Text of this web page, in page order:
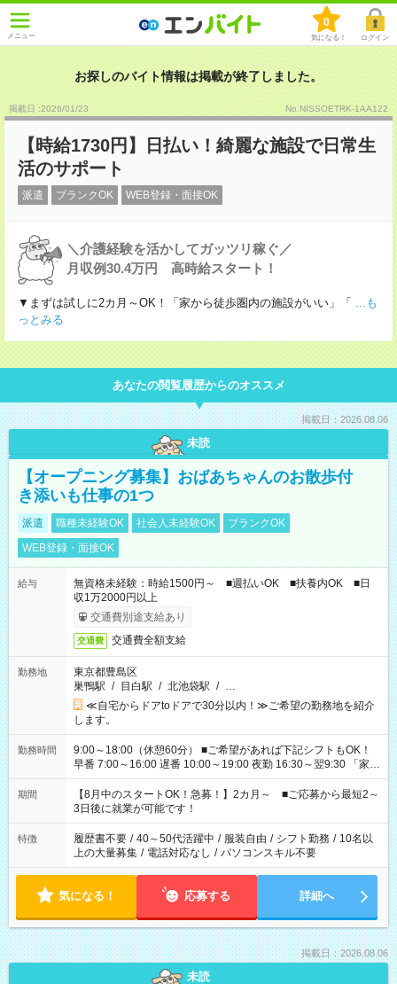
メニュー
0
気になる！ ログイン
お探しのバイト情報は掲載が終了しました。
掲載日 :2026/01/23 No.NISSOETRK-1AA122
【時給1730円】日払い！綺麗な施設で日常生
活のサポート
派遣 ブランクOK WEB登録・面接OK
＼介護経験を活かしてガッツリ稼ぐ／
月収例30.4万円 高時給スタート！
▼まずは試しに2カ月～OK！「家から徒歩圏内の施設がいい」「 ...も
っとみる
あなたの閲覧履歴からのオススメ
掲載日：2026.08.06
未読
【オープニング募集】おばあちゃんのお散歩付
き添いも仕事の1つ
派遣 職種未経験OK 社会人未経験OK
ブランクOK
WEB登録・面接OK
給与
無資格未経験：時給1500円～ ■週払いOK ■扶養内OK ■日
収1万2000円以上
交通費別途支給あり
交通費 交通費全額支給
勤務地
東京都豊島区
巣鴨駅 / 目白駅 / 北池袋駅 / …
≪自宅からドアtoドアで30分以内！≫ご希望の勤務地を紹介
します。
勤務時間
9:00～18:00（休憩60分） ■ご希望があれば下記シフトもOK！
早番 7:00～16:00 遅番 10:00～19:00 夜勤 16:30～翌9:30 「家族
と休みを合わせたい」 「余裕を持って夕飯の準備がしたい」
「できれば残業はしたくない」 など、ご希望を教えてください
ね。 ※Wワーク希望の方へ 今ご覧のお仕事で希望する勤務時間
と、もう1つのお仕事の勤務時間。 合計で週40時間を超える場
合は応募できません。
期間
【8月中のスタートOK！急募！】2カ月～ ■ご応募から最短2～
3日後に就業が可能です！
特徴 履歴書不要 / 40～50代活躍中 / 服装自由 / シフト勤務 / 10名以
上の大量募集 / 電話対応なし / パソコンスキル不要
気になる！ 応募する 詳細へ
掲載日：2026.08.06
未読